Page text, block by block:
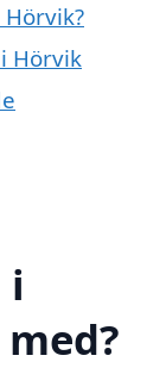
Hörvik
i